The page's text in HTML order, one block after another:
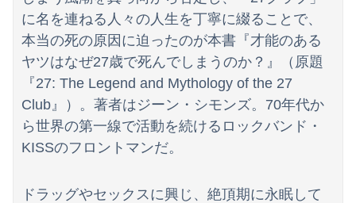
に名を連ねる人々の人生を丁寧に綴ることで、
本当の死の原因に迫ったのが本書『才能のある
ヤツはなぜ27歳で死んでしまうのか？』（原題
『27: The Legend and Mythology of the 27
Club』）。著者はジーン・シモンズ。70年代か
ら世界の第一線で活動を続けるロックバンド・
KISSのフロントマンだ。
ドラッグやセックスに興じ、絶頂期に永眠して